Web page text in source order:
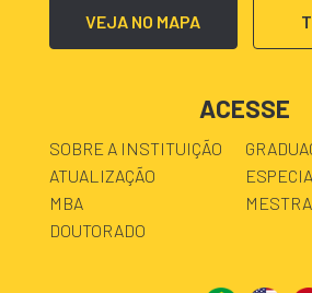
VEJA NO MAPA
ACESSE
SOBRE A INSTITUIÇÃO
ATUALIZAÇÃO
MBA
DOUTORADO